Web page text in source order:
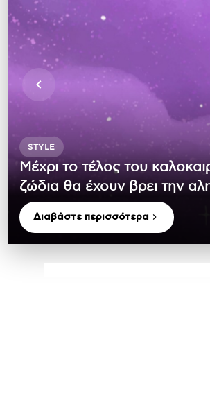
STYLE
Μέχρι το τέλος του
ζώδια θα έχουν βρει την
Διαβάστε περισσότερα